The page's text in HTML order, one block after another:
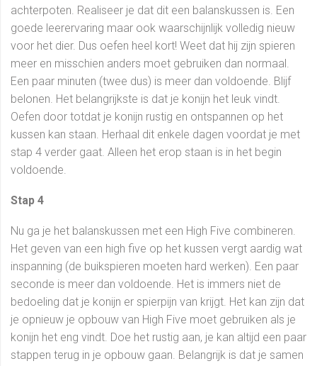
achterpoten. Realiseer je dat dit een balanskussen is. Een
goede leerervaring maar ook waarschijnlijk volledig nieuw
voor het dier. Dus oefen heel kort! Weet dat hij zijn spieren
meer en misschien anders moet gebruiken dan normaal.
Een paar minuten (twee dus) is meer dan voldoende. Blijf
belonen. Het belangrijkste is dat je konijn het leuk vindt.
Oefen door totdat je konijn rustig en ontspannen op het
kussen kan staan. Herhaal dit enkele dagen voordat je met
stap 4 verder gaat. Alleen het erop staan is in het begin
voldoende.
Stap 4
Nu ga je het balanskussen met een High Five combineren.
Het geven van een high five op het kussen vergt aardig wat
inspanning (de buikspieren moeten hard werken). Een paar
seconde is meer dan voldoende. Het is immers niet de
bedoeling dat je konijn er spierpijn van krijgt. Het kan zijn dat
je opnieuw je opbouw van High Five moet gebruiken als je
konijn het eng vindt. Doe het rustig aan, je kan altijd een paar
stappen terug in je opbouw gaan. Belangrijk is dat je samen